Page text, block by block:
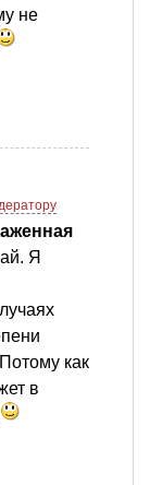
не
Я
как
в